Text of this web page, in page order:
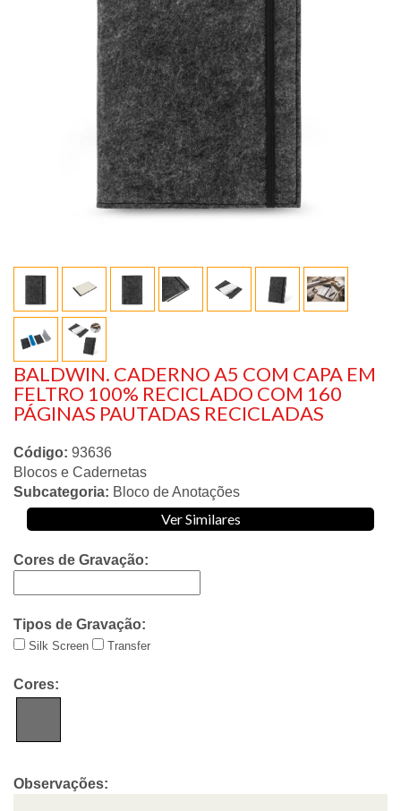
BALDWIN. CADERNO A5 COM CAPA EM
FELTRO 100% RECICLADO COM 160
PÁGINAS PAUTADAS RECICLADAS
Código: 93636
Blocos e Cadernetas
Subcategoria: Bloco de Anotações
Ver Similares
Cores de Gravação:
Tipos de Gravação:
Silk Screen Transfer
Cores:
Observações: